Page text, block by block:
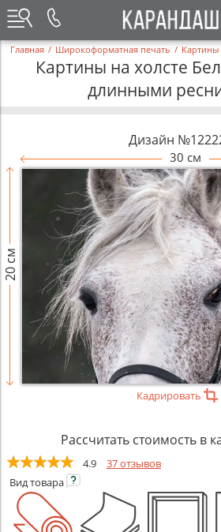
Главная / Широкоформатная печать / Картины
Картины на холсте
длинными
Дизайн
30 см
20 см
Кадрировать
Рассчитать стоимость в
4.9
37 отзывов
Видтовара